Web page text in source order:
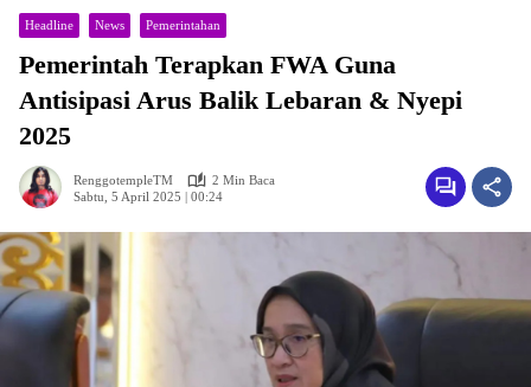
Headline News Pemerintahan
Pemerintah Terapkan FWA Guna
Antisipasi Arus Balik Lebaran & Nyepi
2025
RenggotempleTM
2 Min Baca
Sabtu, 5 April 2025 | 00:24